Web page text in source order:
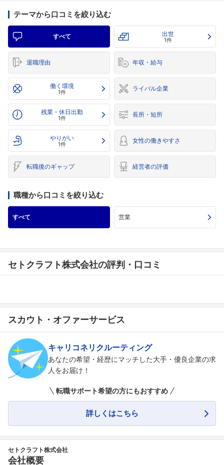
テーマから口コミを絞り込む
すべて 出世
1件
退職理由 年収・給与
働く環境
1件 ライバル企業
残業・休日出勤
1件 長所・短所
やりがい
1件 女性の働きやすさ
転職後のギャップ 経営者の評価
職種から口コミを絞り込む
すべて 営業
セトクラフト株式会社の評判・口コミ
スカウト・オファーサービス
キャリコネリクルーティング
あなたの希望・経歴にマッチした大手・優良企業の求
人をお届け！
転職サポート希望の方にもおすすめ
詳しくはこちら
セトクラフト株式会社
会社概要